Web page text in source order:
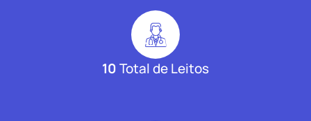
10Total de Leitos